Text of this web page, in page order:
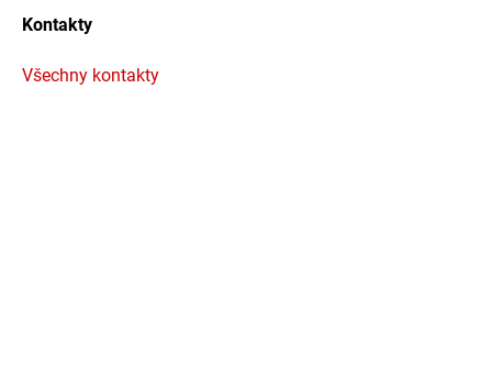
Kontakty
Všechny kontakty